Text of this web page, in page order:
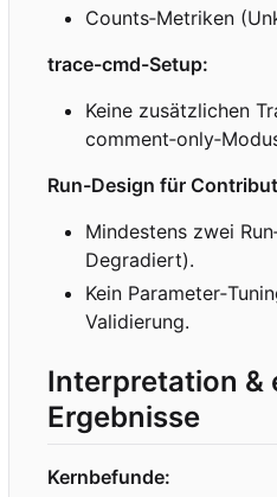
Counts‑Metriken
trace-cmd-Setup:
Keine zusätzlichen
comment‑only‑
Run-Design für
Mindestens zwei Run
Degradiert).
Kein Parameter‑
Validierung.
Interpretation &
Ergebnisse
Kernbefunde: